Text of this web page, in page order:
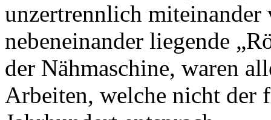
unzertrennlich miteinander
nebeneinander liegende
der Nähmaschine, waren
Arbeiten, welche nicht der